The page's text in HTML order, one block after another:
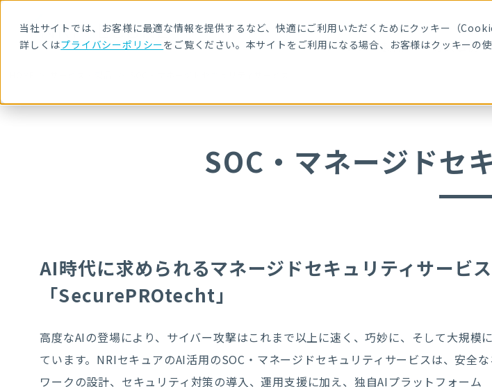
当社サイトでは、お客様に最適な情報を提供するなど、快適にご利用いただくためにクッキー（
詳しくはプライバシーポリシーをご覧ください。本サイトをご利用になる場合、お客様はクッキーの使
サービス・製品 導入事例
SOC・マネージドセ
AI時代に求められるマネージドセキュリティサービス
「SecurePROtecht」
高度なAIの登場により、サイバー攻撃はこれまで以上に速く、巧妙に、そして大規模
ています。NRIセキュアのAI活用のSOC・マネージドセキュリティサービスは、安全な
ワークの設計、セキュリティ対策の導入、運用支援に加え、独自AIプラットフォーム